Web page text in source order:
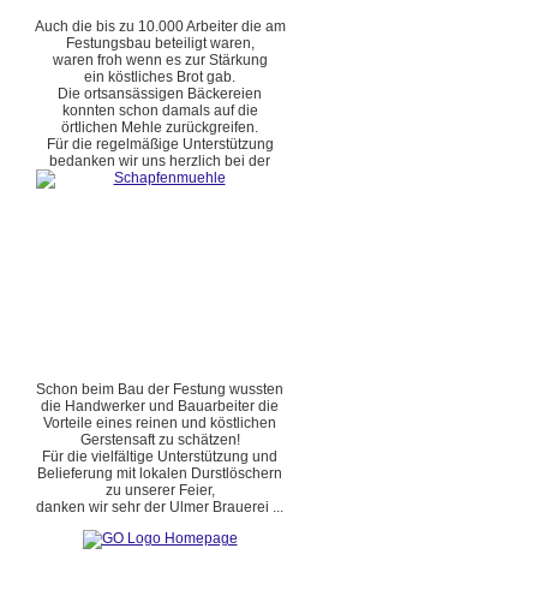
Auch die bis zu 10.000 Arbeiter die am
Festungsbau beteiligt waren,
waren froh wenn es zur Stärkung
ein köstliches Brot gab.
Die ortsansässigen Bäckereien
konnten schon damals auf die
örtlichen Mehle zurückgreifen.
Für die regelmäßige Unterstützung
bedanken wir uns herzlich bei der
Schon beim Bau der Festung wussten
die Handwerker und Bauarbeiter die
Vorteile eines reinen und köstlichen
Gerstensaft zu schätzen!
Für die vielfältige Unterstützung und
Belieferung mit lokalen Durstlöschern
zu unserer Feier,
danken wir sehr der Ulmer Brauerei ...